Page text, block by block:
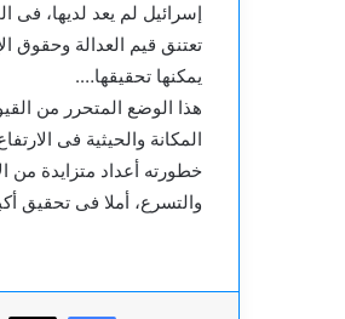
إسرائيل لم يعد لديها، فى
تعتنق قيم العدالة وحقوق
يمكنها تحقيقها….
هذا الوضع المتحرر من
المكانة والحيثية فى
خطورته أعداد متزايدة من
والتسرع، أملا فى تحقيق